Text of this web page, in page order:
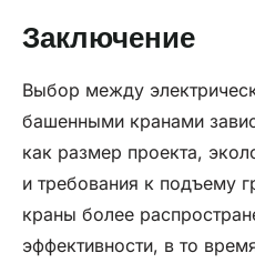
Заключение
Выбор между
башенными кранами
как размер проекта,
и требования к подъему
краны более
эффективности, в то